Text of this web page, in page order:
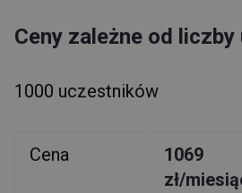
Ceny zależne od
1000 uczestników
Cena
1069
zł/